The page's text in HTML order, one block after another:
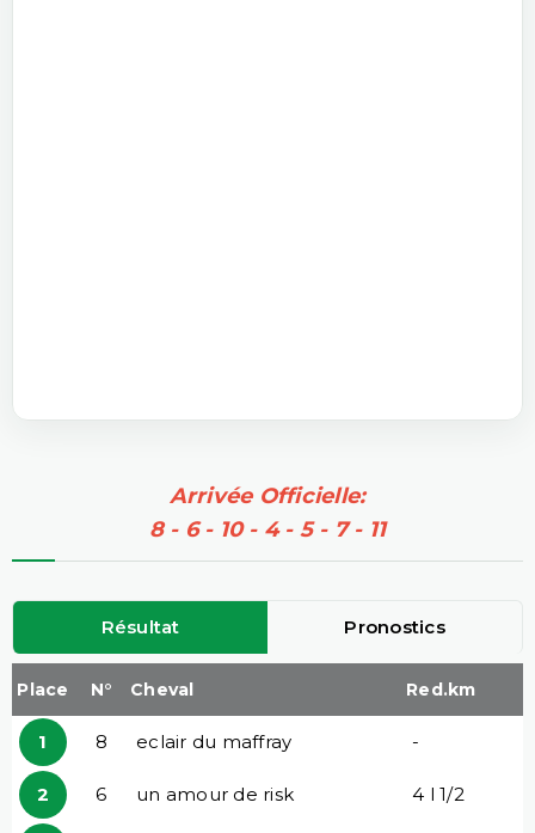
Arrivée Officielle:
8 - 6 - 10 - 4 - 5 - 7 - 11
Résultat Pronostics
Place N° Cheval Red.km
1 8 eclair du maffray -
2 6 un amour de risk 4 l 1/2